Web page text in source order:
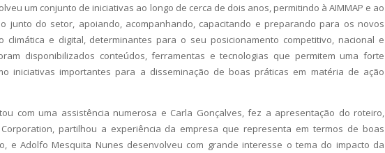
um conjunto de iniciativas ao longo de cerca de dois anos, permitindo à AIMMAP e ao
junto do setor, apoiando, acompanhando, capacitando e preparando para os novos
climática e digital, determinantes para o seu posicionamento competitivo, nacional e
disponibilizados conteúdos, ferramentas e tecnologias que permitem uma forte
iniciativas importantes para a disseminação de boas práticas em matéria de ação
com uma assistência numerosa e Carla Gonçalves, fez a apresentação do roteiro,
Corporation, partilhou a experiência da empresa que representa em termos de boas
e Adolfo Mesquita Nunes desenvolveu com grande interesse o tema do impacto da